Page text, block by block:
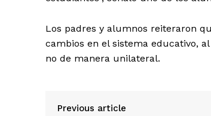
Los padres y alumnos reiteraron
cambios en el sistema educativo,
no de manera unilateral.
Previous article